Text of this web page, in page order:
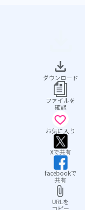
ダウンロード
ファイルを
確認
お気に入り
Xで共有
facebookで
共有
URLを
コピー